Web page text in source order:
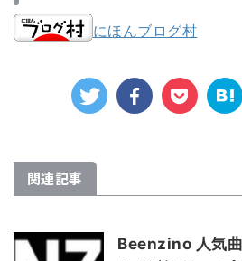
にほんブログ村
関連記事
Beenzino 人気曲